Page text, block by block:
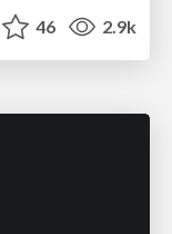
46 2.9k